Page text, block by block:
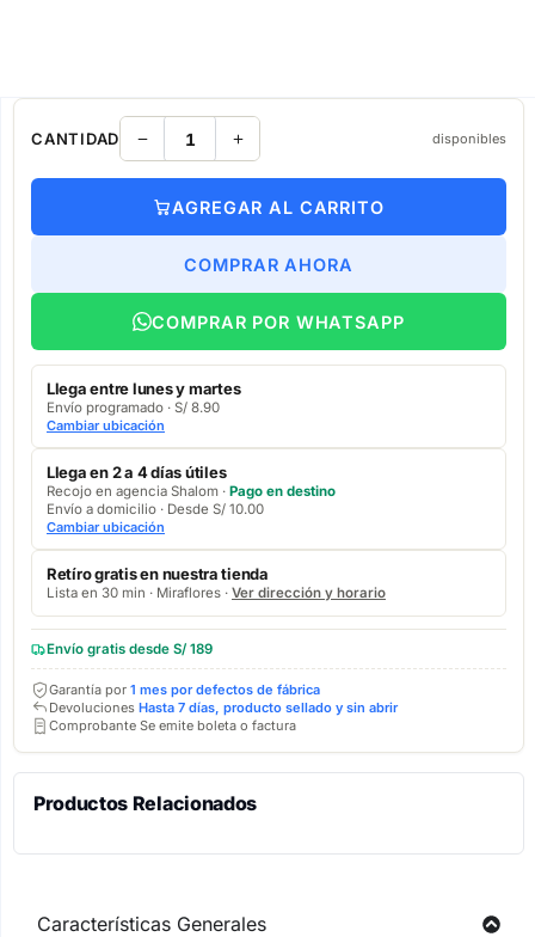
CANTIDAD disponibles
AGREGAR AL CARRITO
COMPRAR AHORA
COMPRAR POR WHATSAPP
Llega entre lunes y martes
Envío programado · S/ 8.90
Cambiar ubicación
Llega en 2 a 4 días útiles
Recojo en agencia Shalom · Pago en destino
Envío a domicilio · Desde S/ 10.00
Cambiar ubicación
Retíro gratis en nuestra tienda
Lista en 30 min · Miraflores · Ver dirección y horario
Envío gratis desde S/ 189
Garantía por 1 mes por defectos de fábrica
Devoluciones Hasta 7 días, producto sellado y sin abrir
Comprobante Se emite boleta o factura
Productos Relacionados
Características Generales